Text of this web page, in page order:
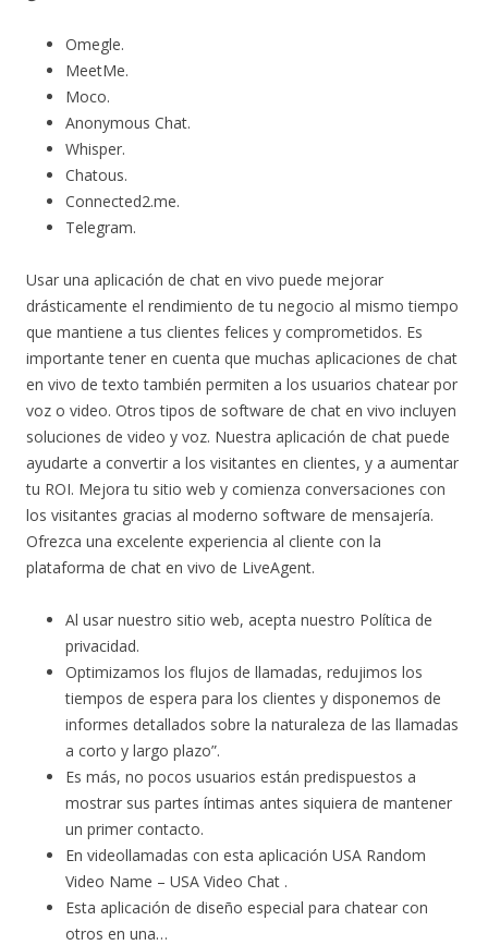
Omegle.
MeetMe.
Moco.
Anonymous Chat.
Whisper.
Chatous.
Connected2.me.
Telegram.
Usar una aplicación de chat en vivo puede mejorar
drásticamente el rendimiento de tu negocio al mismo tiempo
que mantiene a tus clientes felices y comprometidos. Es
importante tener en cuenta que muchas aplicaciones de chat
en vivo de texto también permiten a los usuarios chatear por
voz o video. Otros tipos de software de chat en vivo incluyen
soluciones de video y voz. Nuestra aplicación de chat puede
ayudarte a convertir a los visitantes en clientes, y a aumentar
tu ROI. Mejora tu sitio web y comienza conversaciones con
los visitantes gracias al moderno software de mensajería.
Ofrezca una excelente experiencia al cliente con la
plataforma de chat en vivo de LiveAgent.
Al usar nuestro sitio web, acepta nuestro Política de
privacidad.
Optimizamos los flujos de llamadas, redujimos los
tiempos de espera para los clientes y disponemos de
informes detallados sobre la naturaleza de las llamadas
a corto y largo plazo”.
Es más, no pocos usuarios están predispuestos a
mostrar sus partes íntimas antes siquiera de mantener
un primer contacto.
En videollamadas con esta aplicación USA Random
Video Name – USA Video Chat .
Esta aplicación de diseño especial para chatear con
otros en una…